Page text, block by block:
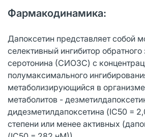
Фармакодинамика:
Дапоксетин представляет собой
селективный ингибитор обратного
серотонина (СИОЗС) с
полумаксимального
метаболизирующийся в
метаболитов -
дидезметилдапоксетина (IC50 =
степени или менее активных